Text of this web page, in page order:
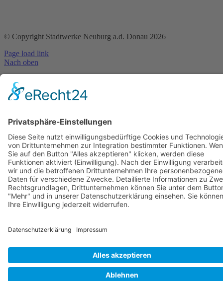
© Copyright Stadtwerke Neuburg a.d. Donau 2026
Page load link
Nach oben